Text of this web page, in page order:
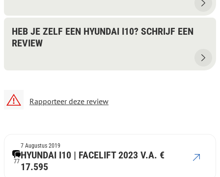
HEB JE ZELF EEN HYUNDAI I10? SCHRIJF EEN
REVIEW
Rapporteer deze review
77
HYUNDAI I10 | FACELIFT 2023 V.A. €
17.595
7 Augustus 2019